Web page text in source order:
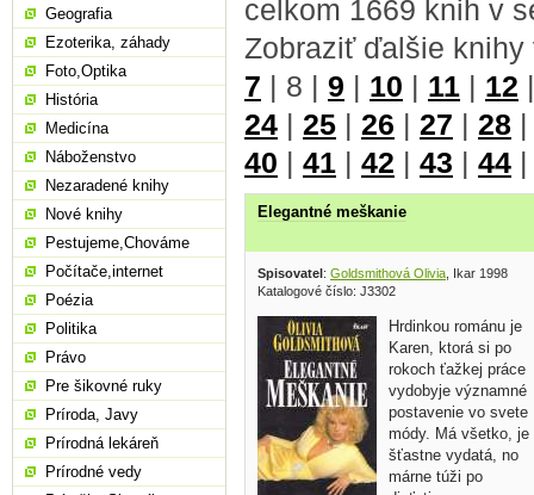
celkom 1669 knih v
Zobraziť ďalšie
7 | 8 | 9 | 10 | 11 | 12
24 | 25 | 26 | 27 | 28
40 | 41 | 42 | 43 | 44
Elegantné meškanie
Spisovatel: Goldsmithová Olivia , Ikar 1998
Katalogové číslo: J3302
Hrdinkou románu je
Karen, ktorá si po
rokoch ťažkej práce
vydobyje významné
postavenie vo svete
módy. Má všetko, je
šťastne vydatá, no
márne túži po
Geografia
Ezoterika, záhady
Foto,Optika
História
Medicína
Náboženstvo
Nezaradené knihy
Nové knihy
Pestujeme,Chováme
Počítače,internet
Poézia
Politika
Právo
Pre šikovné ruky
Príroda, Javy
Prírodná lekáreň
Prírodné vedy